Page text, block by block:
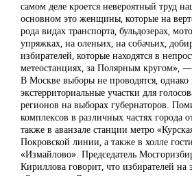
самом деле кроется невероятный труд
основном это женщины, которые на
рода видах транспорта, бульдозерах,
упряжках, на оленьих, на собачьих,
избирателей, которые находятся в
метеостанциях, за Полярным кругом», —
В Москве выборы не проводятся, однако
экстерриториальные участки для
регионов на выборах губернаторов.
комплексов в различных частях города
также в аванзале станции метро
Покровской линии, а также в холле
«Измайлово». Председатель
Кириллова говорит, что избирателей на